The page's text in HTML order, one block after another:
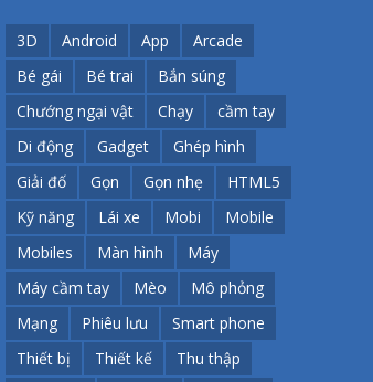
3D Android App
Arcade
Bé gái
Bé trai
Bắn súng
Chướng ngại vật
Chạy
cầm tay
Di động
Gadget
Ghép hình
Giải đố
Gọn Gọn nhẹ
HTML5
Kỹ năng
Lái xe Mobi
Mobile
Mobiles
Màn hình
Máy
Máy cầm tay
Mèo
Mô phỏng
Mạng
Phiêu lưu
Smart phone
Thiết bị
Thiết kế Thu thập